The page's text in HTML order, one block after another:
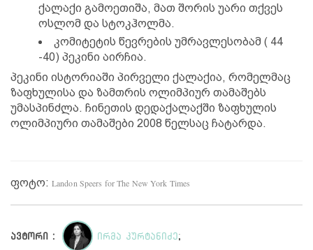
ქალაქი გამოეთიშა, მათ შორის უარი თქვეს
ოსლომ და სტოკჰოლმა.
კომიტეტის წევრების უმრავლესობამ ( 44
-40) პეკინი აირჩია.
პეკინი ისტორიაში პირველი ქალაქია, რომელმაც
ზაფხულისა და ზამთრის ოლიმპიურ თამაშებს
უმასპინძლა. ჩინეთის დედაქალაქში ზაფხულის
ოლიმპიური თამაშები 2008 წელსაც ჩატარდა.
ფოტო: Landon Speers for The New York Times
ავტორი : ირმა კურტანიძე ;